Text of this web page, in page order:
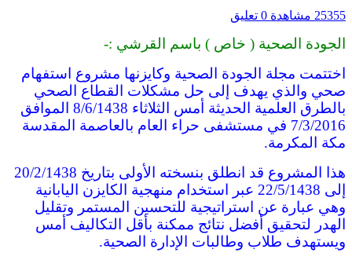
25355 مشاهدة 0 تعليق
الجودة الصحية ( خاص ) باسم القرشي :-
اختتمت مجلة الجودة الصحية وكايزنها مشروع استفهام
صحي والذي يهدف إلى حل مشكلات القطاع الصحي
بالطرق العلمية الحديثة أمس الثلاثاء 8/6/1438 الموافق
7/3/2016 في مستشفى حراء العام بالعاصمة المقدسة
مكة المكرمة.
هذا المشروع قد انطلق بنسخته الأولى بتاريخ 20/2/1438
إلى 22/5/1438 عبر استخدام منهجية الكايزن اليابانية
وهي عبارة عن استراتيجية للتحسين المستمر وتقليل
الهدر لتحقيق أفضل نتائج ممكنة بأقل التكاليف أمس
ويستهدف طلاب وطالبات الإدارة الصحية.